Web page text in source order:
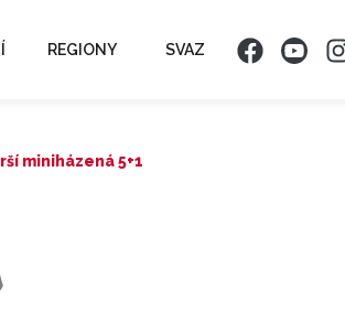
REGIONY SVAZ
miniházená 5+1